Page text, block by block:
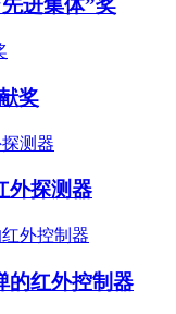
进集体”奖
奖
外探测器
的红外控制器